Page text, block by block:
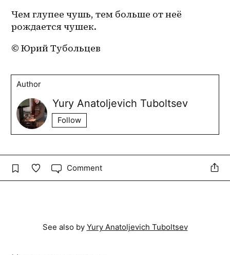
Чем глупее чушь, тем больше от неё
рождается чушек.
© Юрий Тубольцев
Author
Yury Anatoljevich Tuboltsev
Follow
Comment
See also by Yury Anatoljevich Tuboltsev